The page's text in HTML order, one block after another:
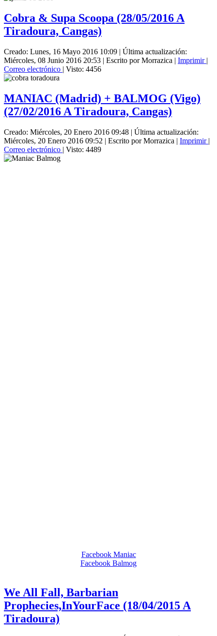
Cobra & Supa Scoopa (28/05/2016 A
Tiradoura, Cangas)
Creado: Lunes, 16 Mayo 2016 10:09 | Última actualización:
Miércoles, 08 Junio 2016 20:53 | Escrito por Morrazica | Imprimir |
Correo electrónico | Visto: 4456
MANIAC (Madrid) + BALMOG (Vigo)
(27/02/2016 A Tiradoura, Cangas)
Creado: Miércoles, 20 Enero 2016 09:48 | Última actualización:
Miércoles, 20 Enero 2016 09:52 | Escrito por Morrazica | Imprimir |
Correo electrónico | Visto: 4489
Facebook Maniac
Facebook Balmog
We All Fall, Barbarian
Prophecies,InYourFace (18/04/2015 A
Tiradoura)